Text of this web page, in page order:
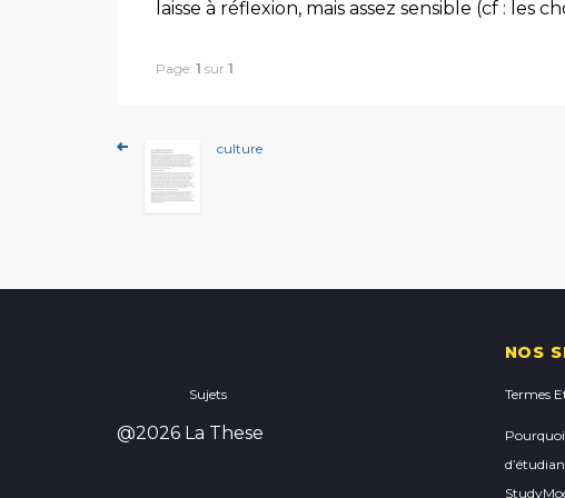
laisse à réflexion, mais assez sensible (cf : les
Page: 1 sur 1
culture
Sujets
@2026 La These
NOS
Termes